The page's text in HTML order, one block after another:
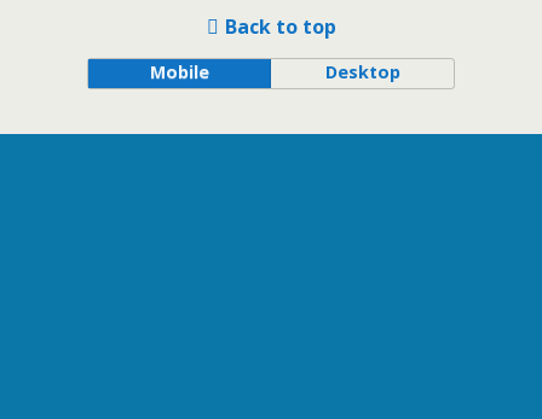
Back to top
Mobile Desktop